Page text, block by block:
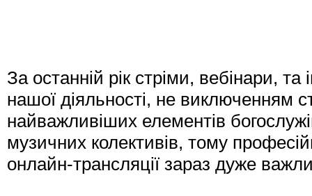
За останній рік стріми, вебінари,
нашої діяльності, не виключенням
найважливіших елементів
музичних колективів, тому
онлайн-трансляції зараз дуже